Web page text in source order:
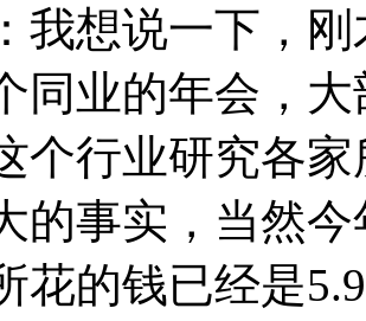
我想说一下，
同业的年会，
个行业研究各
的事实，当然
花的钱已经是